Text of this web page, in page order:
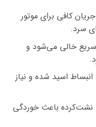
کافی برای موتور
سرد.
سریع خالی می‌شود و
اسید شده و نیاز
نشت‌کرده باعث خوردگی